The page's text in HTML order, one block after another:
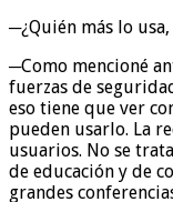
─¿Quién más lo
─Como mencioné
fuerzas de
eso tiene que ver
pueden usarlo. La
usuarios. No se
de educación y de
grandes